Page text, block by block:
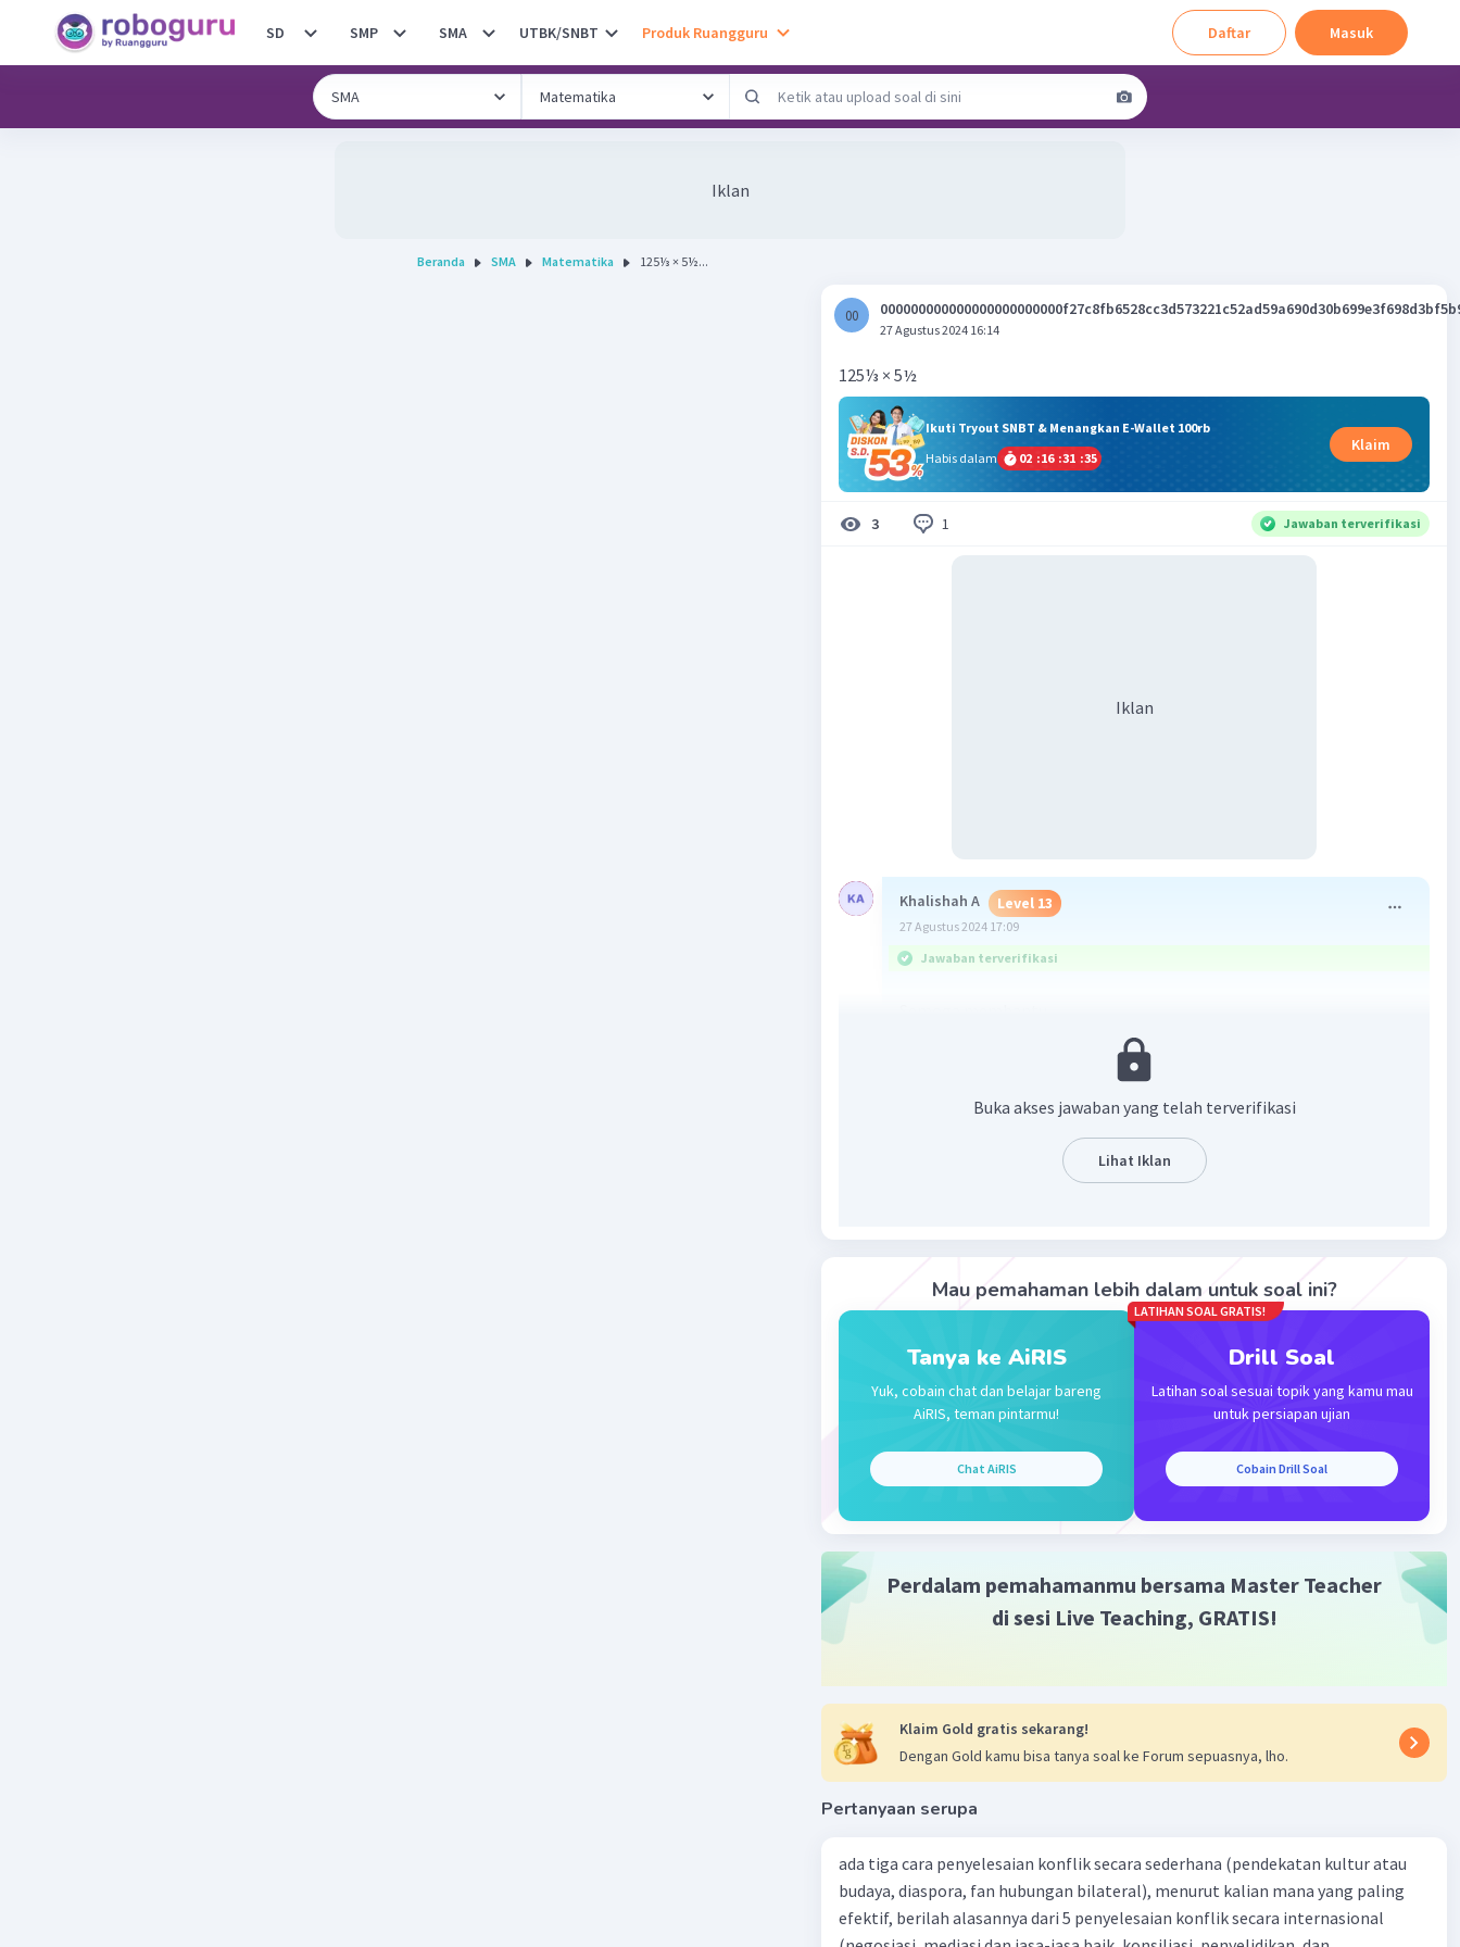
SD SMP SMA UTBK/SNBT Produk Ruangguru Daftar Masuk
Iklan
Beranda SMA Matematika 125⅓ × 5½...
00
0
27 Agustus 2024 16:14
125⅓ × 5½
Ikuti Tryout SNBT & Menangkan E-Wallet 100rb
Habis dalam
02 :16 :31 :35
Klaim
3 1 Jawaban terverifikasi
Iklan
Khalishah A Level 13
27 Agustus 2024 17:09
Jawaban terverifikasi
Buka akses jawaban yang telah terverifikasi
Lihat Iklan
Mau pemahaman lebih dalam untuk soal ini?
Tanya ke AiRIS
Yuk, cobain chat dan belajar bareng
AiRIS, teman pintarmu!
Chat AiRIS
LATIHAN SOAL GRATIS!
Drill Soal
Latihan soal sesuai topik yang kamu mau
untuk persiapan ujian
Cobain Drill Soal
Perdalam pemahamanmu bersama Master Teacher
di sesi Live Teaching, GRATIS!
Klaim Gold gratis sekarang!
Dengan Gold kamu bisa tanya soal ke Forum sepuasnya, lho.
Pertanyaan serupa
ada tiga cara penyelesaian konflik secara sederhana (pendekatan kultur atau
budaya, diaspora, fan hubungan bilateral), menurut kalian mana yang paling
efektif, berilah alasannya dari 5 penyelesaian konflik secara internasional